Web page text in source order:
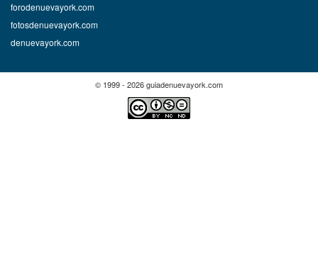
forodenuevayork.com
fotosdenuevayork.com
denuevayork.com
© 1999 - 2026 guiadenuevayork.com